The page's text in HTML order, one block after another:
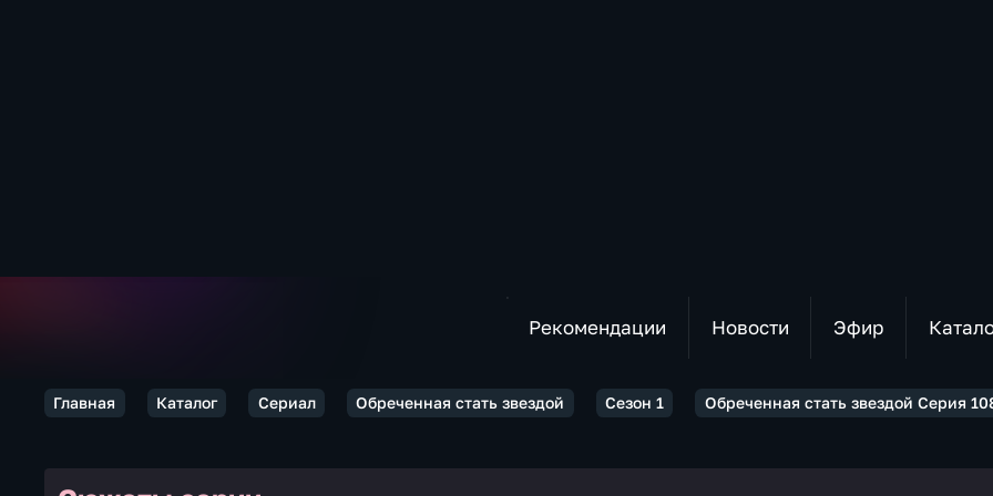
Рекомендации Новости Эфир
Главная Каталог Сериал Обреченная стать звездой Сезон 1 Обреченная стать звездой Серия